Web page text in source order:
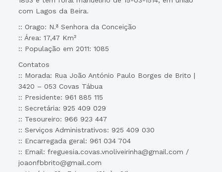
com Lagos da Beira.
:: Orago: N.ª Senhora da Conceição
:: Área: 17,47 Km²
:: População em 2011: 1085
Contatos
:: Morada: Rua João António Paulo Borges de Brito |
3420 – 053 Covas Tábua
:: Presidente: 961 885 115
:: Secretária: 925 409 029
:: Tesoureiro: 966 923 447
:: Serviços Administrativos: 925 409 030
:: Encarregada geral: 961 034 704
:: Email: freguesia.covas.vnoliveirinha@gmail.com /
joaonfbbrito@gmail.com